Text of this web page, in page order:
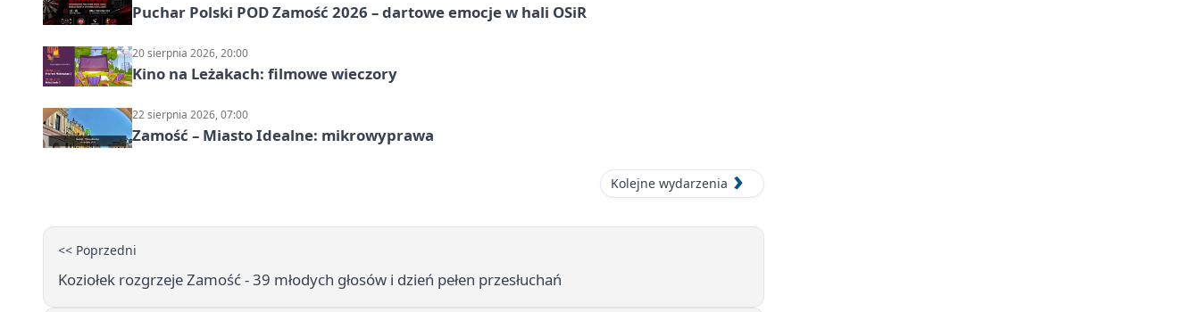
Puchar Polski POD Zamość 2026 – dartowe emocje w hali OSiR
20 sierpnia 2026, 20:00
Kino na Leżakach: filmowe wieczory
22 sierpnia 2026, 07:00
Zamość – Miasto Idealne: mikrowyprawa
Kolejne wydarzenia
<< Poprzedni
Koziołek rozgrzeje Zamość - 39 młodych głosów i dzień pełen przesłuchań